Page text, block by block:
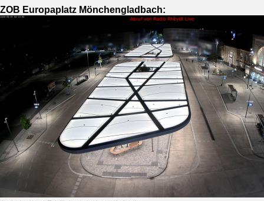
ZOB Europaplatz Mönchengladbach: